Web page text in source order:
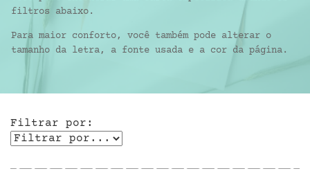
filtros abaixo.
Para maior conforto, você também pode alterar o
tamanho da letra, a fonte usada e a cor da página.
Filtrar por: